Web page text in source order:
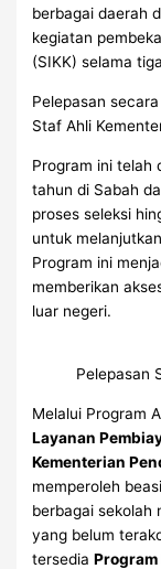
berbagai daerah
kegiatan
(SIKK) selama
Pelepasan
Staf Ahli
Program ini telah
tahun di Sabah
proses seleksi
untuk
Program ini
memberikan
luar negeri.
Pelepasan
Melalui Program
Layanan
Kementerian
memperoleh
berbagai sekolah
yang belum
tersediaProgram